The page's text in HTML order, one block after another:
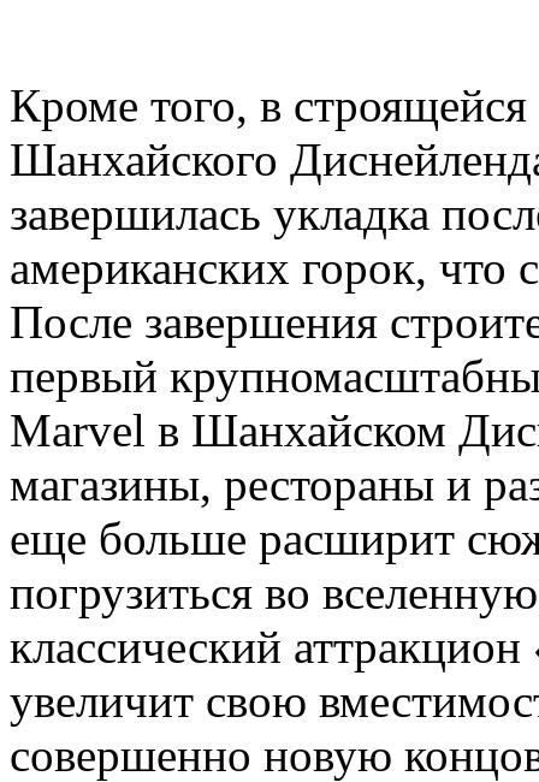
Кроме того, в строящейся
Шанхайского
завершилась укладка
американских горок, что
После завершения
первый
Marvel в Шанхайском
магазины, рестораны и
еще больше расширит
погрузиться во
классический
увеличит свою
совершенно новую